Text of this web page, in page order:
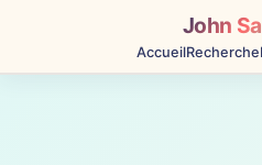
John
AccueilRecherche